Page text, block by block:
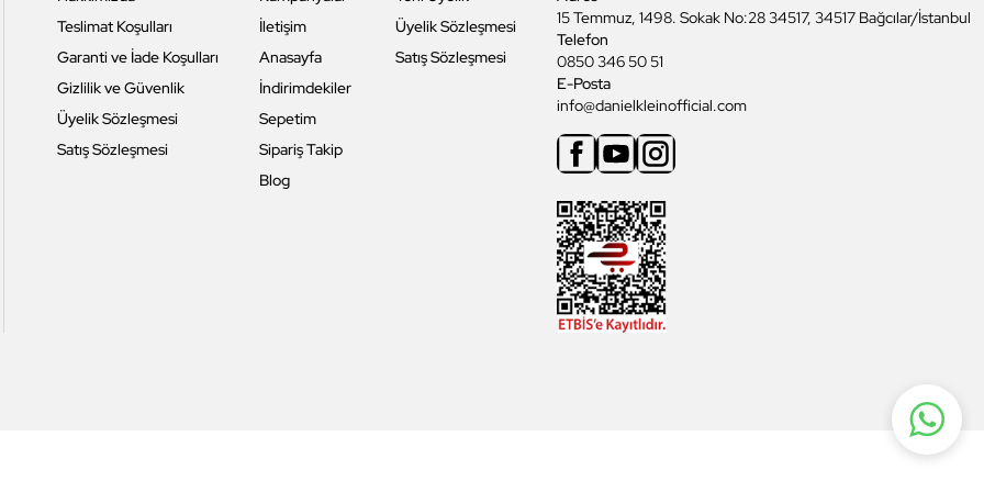
Teslimat Koşulları
Garanti ve İade Koşulları
Gizlilik ve Güvenlik
Üyelik Sözleşmesi
Satış Sözleşmesi
İletişim
Anasayfa
İndirimdekiler
Sepetim
Sipariş Takip
Blog
Üyelik Sözleşmesi
Satış Sözleşmesi
15 Temmuz, 1498. Sokak No:28 34517, 34517 Bağcılar/İstanbul
Telefon
0850 346 50 51
E-Posta
info@danielkleinofficial.com
FacebookYoutubeInstagram